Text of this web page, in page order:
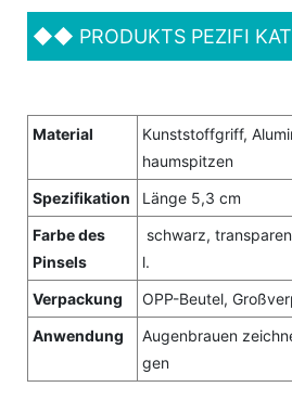
◆◆ PRODUKTS PEZIFI
Material
Kunststoffgriff,
haumspitzen
Spezifikation
Länge 5,3 cm
Farbe des
Pinsels
schwarz,
l.
Verpackung
OPP-Beutel,
Anwendung
Augenbrauen
gen